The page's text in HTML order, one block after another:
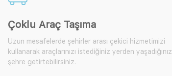
Çoklu Araç Taşıma
Uzun mesafelerde şehirler arası çekici hizmetimizi
kullanarak araçlarınızı istediğiniz yerden yaşadığınız
şehre getirtebilirsiniz.